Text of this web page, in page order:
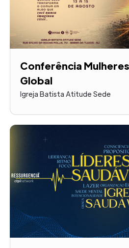
Conferência
Global
Igreja Batista Atitude Sede